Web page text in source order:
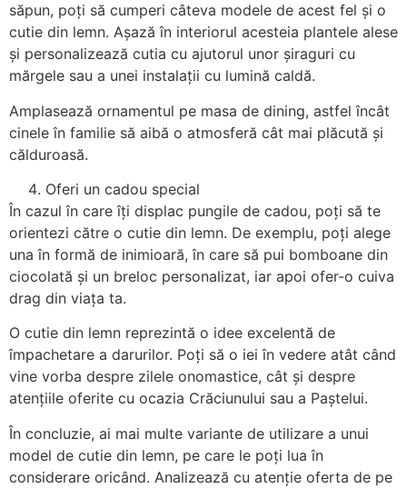
săpun, poți să cumperi câteva modele de acest fel și o
cutie din lemn. Așază în interiorul acesteia plantele alese
și personalizează cutia cu ajutorul unor șiraguri cu
mărgele sau a unei instalații cu lumină caldă.
Amplasează ornamentul pe masa de dining, astfel încât
cinele în familie să aibă o atmosferă cât mai plăcută și
călduroasă.
Oferi un cadou special
În cazul în care îți displac pungile de cadou, poți să te
orientezi către o cutie din lemn. De exemplu, poți alege
una în formă de inimioară, în care să pui bomboane din
ciocolată și un breloc personalizat, iar apoi ofer-o cuiva
drag din viața ta.
O cutie din lemn reprezintă o idee excelentă de
împachetare a darurilor. Poți să o iei în vedere atât când
vine vorba despre zilele onomastice, cât și despre
atențiile oferite cu ocazia Crăciunului sau a Paștelui.
În concluzie, ai mai multe variante de utilizare a unui
model de cutie din lemn, pe care le poți lua în
considerare oricând. Analizează cu atenție oferta de pe